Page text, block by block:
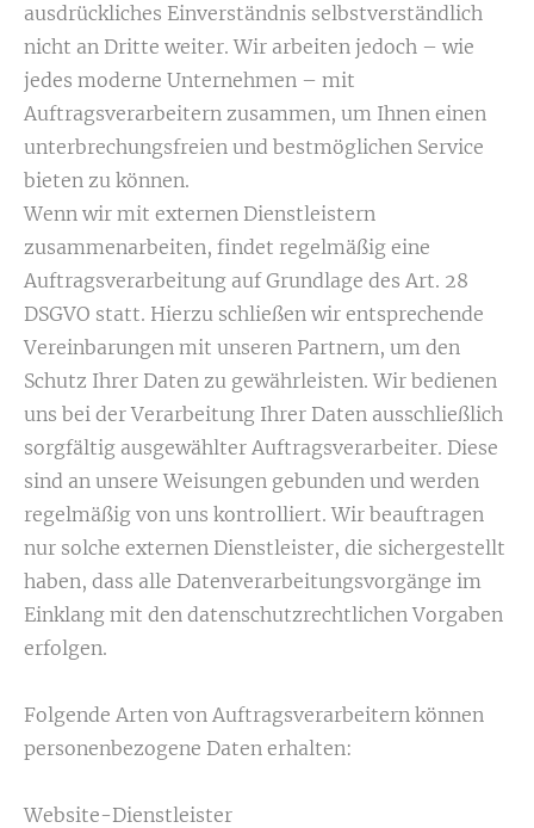
ausdrückliches Einverständnis selbstverständlich
nicht an Dritte weiter. Wir arbeiten jedoch – wie
jedes moderne Unternehmen – mit
Auftragsverarbeitern zusammen, um Ihnen einen
unterbrechungsfreien und bestmöglichen Service
bieten zu können.
Wenn wir mit externen Dienstleistern
zusammenarbeiten, findet regelmäßig eine
Auftragsverarbeitung auf Grundlage des Art. 28
DSGVO statt. Hierzu schließen wir entsprechende
Vereinbarungen mit unseren Partnern, um den
Schutz Ihrer Daten zu gewährleisten. Wir bedienen
uns bei der Verarbeitung Ihrer Daten ausschließlich
sorgfältig ausgewählter Auftragsverarbeiter. Diese
sind an unsere Weisungen gebunden und werden
regelmäßig von uns kontrolliert. Wir beauftragen
nur solche externen Dienstleister, die sichergestellt
haben, dass alle Datenverarbeitungsvorgänge im
Einklang mit den datenschutzrechtlichen Vorgaben
erfolgen.
Folgende Arten von Auftragsverarbeitern können
personenbezogene Daten erhalten:
Website-Dienstleister